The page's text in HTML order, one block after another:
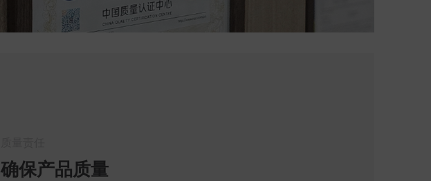
确保产品质量